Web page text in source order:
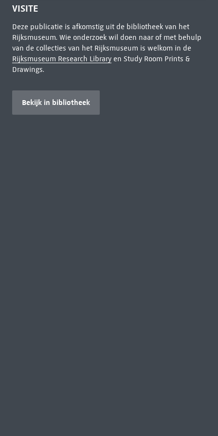
VISITE
Deze publicatie is afkomstig uit de bibliotheek van het
Rijksmuseum. Wie onderzoek wil doen naar of met behulp
van de collecties van het Rijksmuseum is welkom in de
Rijksmuseum Research Libraryen Study Room Prints &
Drawings.
Bekijk in bibliotheek